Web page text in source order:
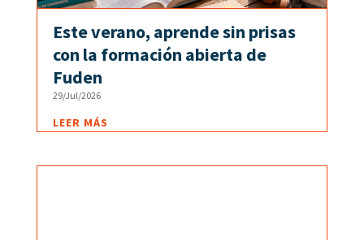
Este verano, aprende sin prisas
con la formación abierta de
Fuden
29/Jul/2026
LEER MÁS